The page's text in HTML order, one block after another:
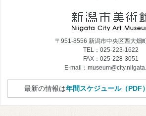
〒951-8556 新潟市中央区西大畑
TEL：025-223-1622
FAX：025-228-3051
E-mail：
最新の情報は年間スケジュール（PDF）